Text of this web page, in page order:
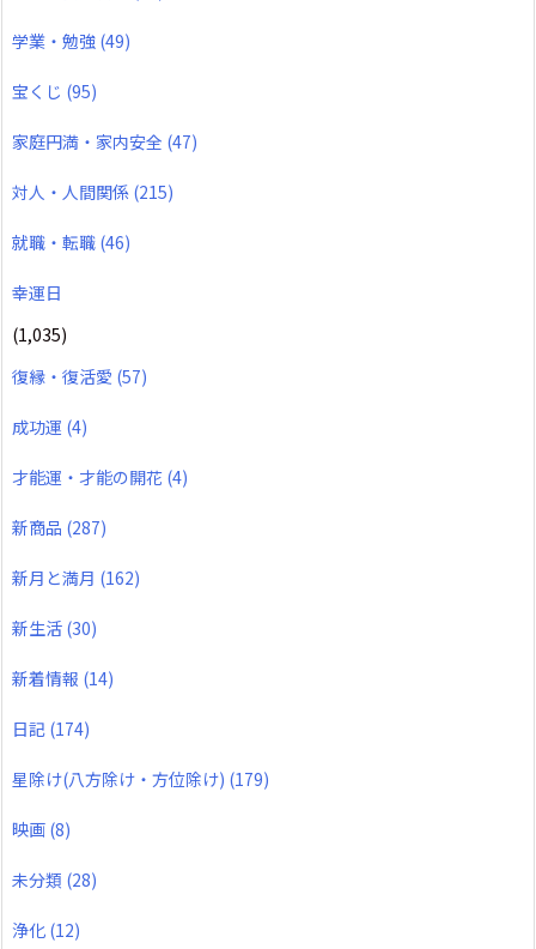
学業・勉強 (49)
宝くじ (95)
家庭円満・家内安全 (47)
対人・人間関係 (215)
就職・転職 (46)
幸運日
(1,035)
復縁・復活愛 (57)
成功運 (4)
才能運・才能の開花 (4)
新商品 (287)
新月と満月 (162)
新生活 (30)
新着情報 (14)
日記 (174)
星除け(八方除け・方位除け) (179)
映画 (8)
未分類 (28)
浄化 (12)